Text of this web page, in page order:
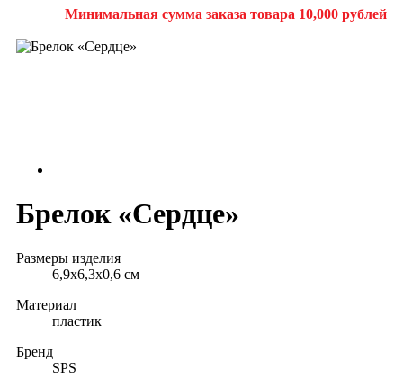
Минимальная сумма заказа товара 10,000 рублей
Брелок «Сердце»
Размеры изделия
6,9х6,3х0,6 см
Материал
пластик
Бренд
SPS